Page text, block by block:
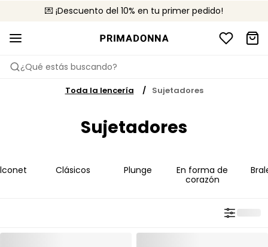
💌 ¡Descuento del 10% en tu primer pedido!
🚚 Envío gratuito a partir de 75 €
📦 Devoluciones gratuitas
¿Qué estás buscando?
Toda la lencería Sujetadores
Sujetadores
Clásicos Plunge
En forma de
corazón